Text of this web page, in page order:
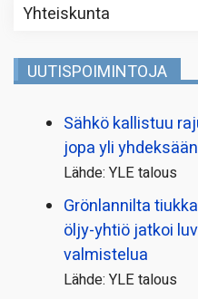
Yhteiskunta
UUTISPOIMINTOJA
Sähkö kallistuu
jopa yli
Lähde: YLE talous
Grönlannilta
öljy-yhtiö jatkoi
valmistelua
Lähde: YLE talous